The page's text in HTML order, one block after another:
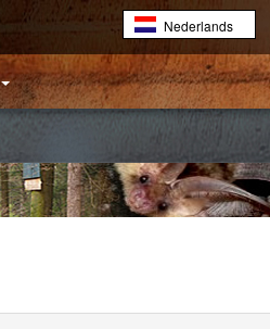
Nederlands
English
Français